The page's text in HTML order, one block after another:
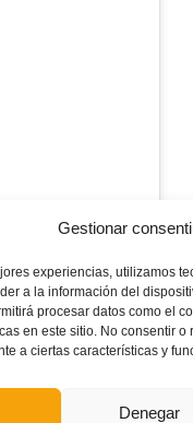
Gestionar
experiencias, utilizamos
a la información del
procesar datos como el
en este sitio. No consentir o
a ciertas características y
Denegar